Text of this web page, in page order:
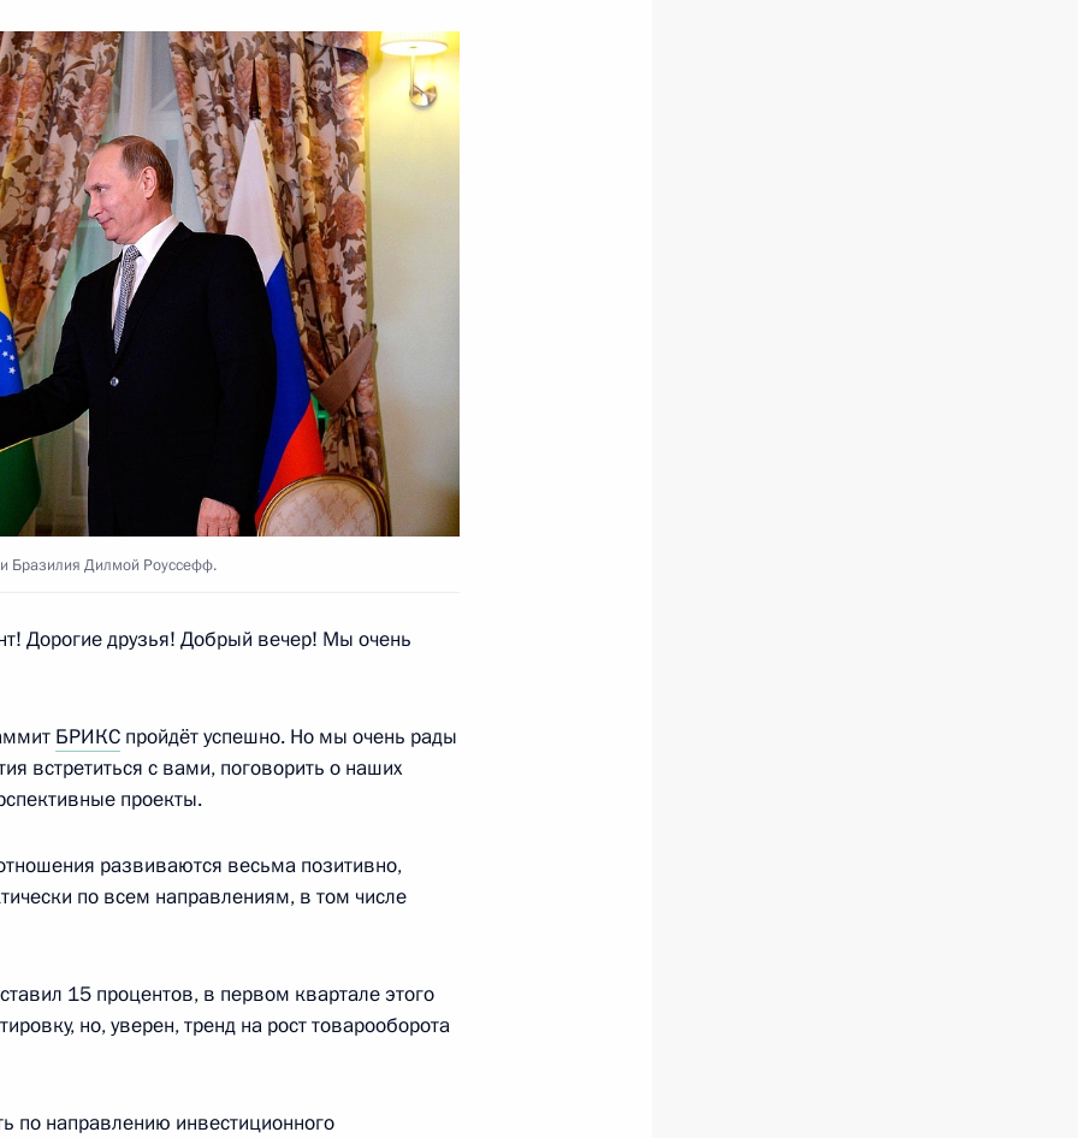
развития Дилмой Роуссефф
в СЗФО, в рамках
Петербургского
развития Дилмой Роуссефф
развития Дилмой Роуссефф
Роуссефф
стран БРИКС
Бразилия Дилмой Роуссефф.
Дорогие друзья! Добрый вечер! Мы очень
БРИКС пройдёт успешно. Но мы очень рады
встретиться с вами, поговорить о наших
проекты.
развиваются весьма позитивно,
по всем направлениям, в том числе
15 процентов, в первом квартале этого
но, уверен, тренд на рост товарооборота
по направлению инвестиционного